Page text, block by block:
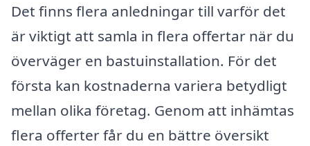
Det finns flera anledningar till varför det
är viktigt att samla in flera offertar när du
överväger en bastuinstallation. För det
första kan kostnaderna variera betydligt
mellan olika företag. Genom att inhämtas
flera offerter får du en bättre översikt